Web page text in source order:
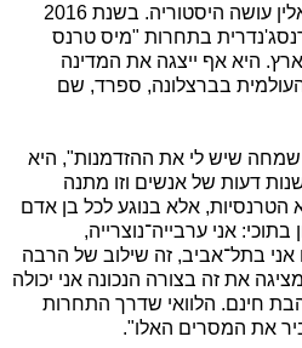
זאת לא הפעם הראשונה שתאלין עושה היסטוריה. בשנת 2016
בתחרות "מיס טרנס
היא אף ייצגה את המדינה
בברצלונה, ספרד, שם
שמחה שיש לי את ההזדמנות", היא
דעות של אנשים וזו מתנה
הטרנסיות, אלא בנוגע לכל בן אדם
אני ערבייה־נוצרייה,
אני בתל־אביב, זה שילוב של הרבה
את זה בצורה הנכונה אני יכולה
חינם. הלוואי שדרך התחרות
את המסרים האלו".